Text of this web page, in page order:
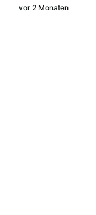
vor 2 Monaten